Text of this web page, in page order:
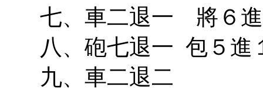
七、車二退一 將６
八、砲七退一 包５進
九、車二退二